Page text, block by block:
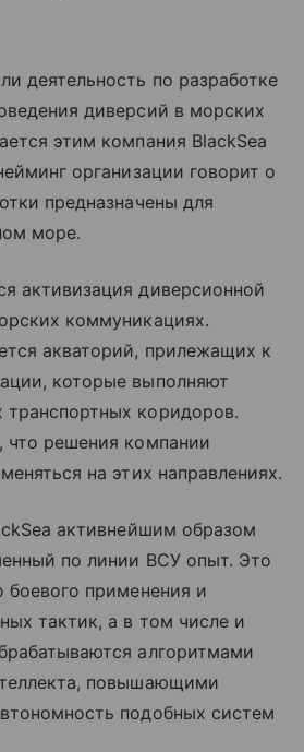
деятельность по разработке
диверсий в морских
этим компания BlackSea
организации говорит о
предназначены для
море.
активизация диверсионной
коммуникациях.
акваторий, прилежащих к
которые выполняют
коридоров.
что решения компании
на этих направлениях.
активнейшим образом
по линии ВСУ опыт. Это
боевого применения и
тактик, а в том числе и
алгоритмами
повышающими
подобных систем